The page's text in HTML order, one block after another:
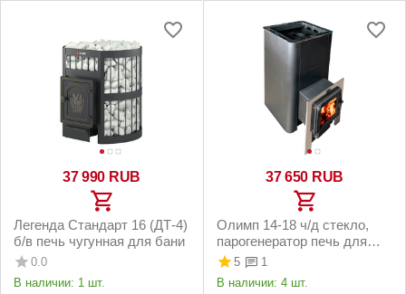
37 990 RUB
Легенда Стандарт 16 (ДТ-4)
б/в печь чугунная для бани
0.0
В наличии: 1 шт.
37 650 RUB
Олимп 14-18 ч/д стекло,
парогенератор печь для
бани
5
1
В наличии: 4 шт.